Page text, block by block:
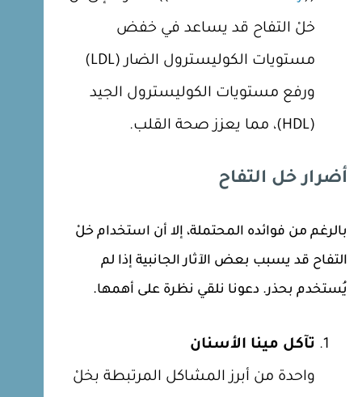
خلْ التفاح قد يساعد في خفض
مستويات الكوليسترول الضار (LDL)
ورفع مستويات الكوليسترول الجيد
(HDL)، مما يعزز صحة القلب.
أضرار خل التفاح
بالرغم من فوائده المحتملة، إلا أن استخدام خلْ
التفاح قد يسبب بعض الآثار الجانبية إذا لم
يُستخدم بحذر. دعونا نلقي نظرة على أهمها.
تآكل مينا الأسنان
واحدة من أبرز المشاكل المرتبطة بخلْ